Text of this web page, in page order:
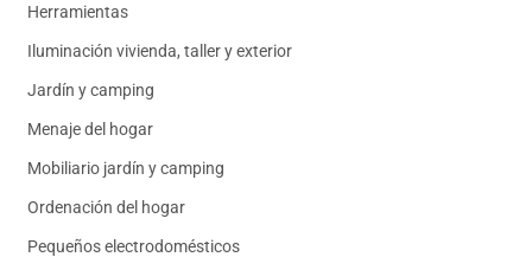
Herramientas
Iluminación vivienda, taller y exterior
Jardín y camping
Menaje del hogar
Mobiliario jardín y camping
Ordenación del hogar
Pequeños electrodomésticos